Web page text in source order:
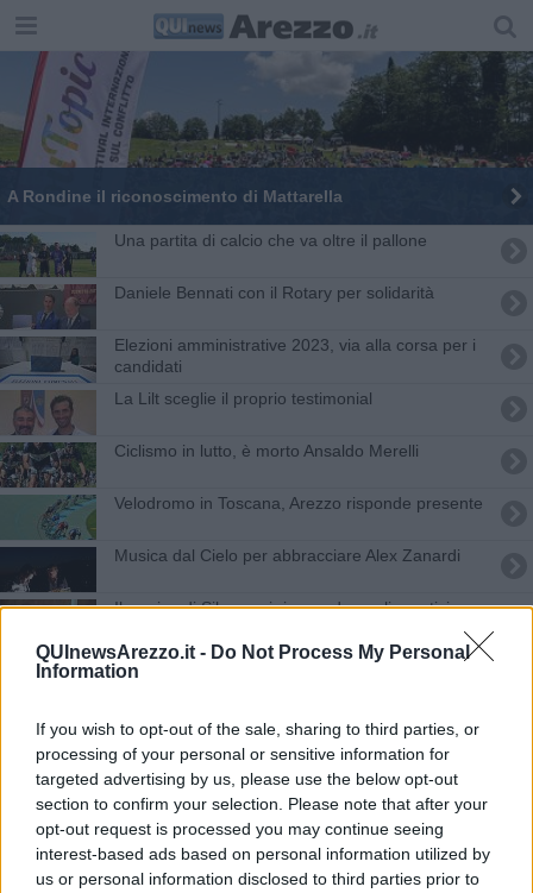
QUInewsArezzo.it - Do Not Process My Personal
Information
If you wish to opt-out of the sale, sharing to third parties, or
processing of your personal or sensitive information for
targeted advertising by us, please use the below opt-out
section to confirm your selection. Please note that after your
opt-out request is processed you may continue seeing
interest-based ads based on personal information utilized by
us or personal information disclosed to third parties prior to
A Rondine il riconoscimento di Mattarella
Una partita di calcio che va oltre il pallone
Daniele Bennati con il Rotary per solidarità
Elezioni amministrative 2023, via alla corsa per i
candidati
La Lilt sceglie il proprio testimonial
Ciclismo in lutto, è morto Ansaldo Merelli
Velodromo in Toscana, Arezzo risponde presente
​Musica dal Cielo per abbracciare Alex Zanardi
Il sorriso di Silvana si riaccende negli sportivi
La città si candida a capitale dei cicloturisti
La solidarietà scende in campo col Match For Life
Una partita di calcio che va oltre il pallone
I big dello sport con gli studenti per il rispetto